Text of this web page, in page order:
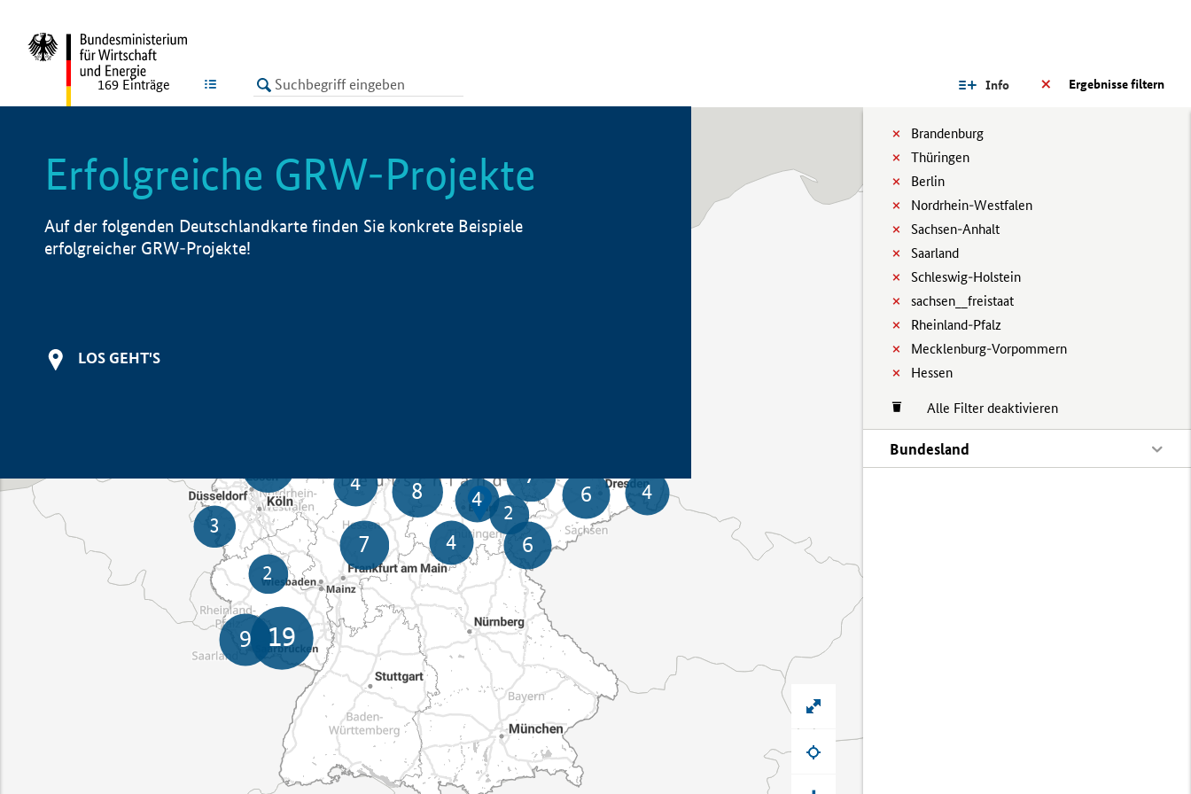
LISTE Ergebnisse filtern
Info
Brandenburg
Thüringen
Berlin
Nordrhein-Westfalen
Sachsen-Anhalt
Saarland
Schleswig-Holstein
sachsen__freistaat
Rheinland-Pfalz
Mecklenburg-Vorpommern
Hessen
Alle Filter deaktivieren
Bundesland
169 Einträge
Erfolgreiche GRW-Projekte
Auf der folgenden Deutschlandkarte finden Sie konkrete Beispiele
erfolgreicher GRW-Projekte!
LOS GEHT'S